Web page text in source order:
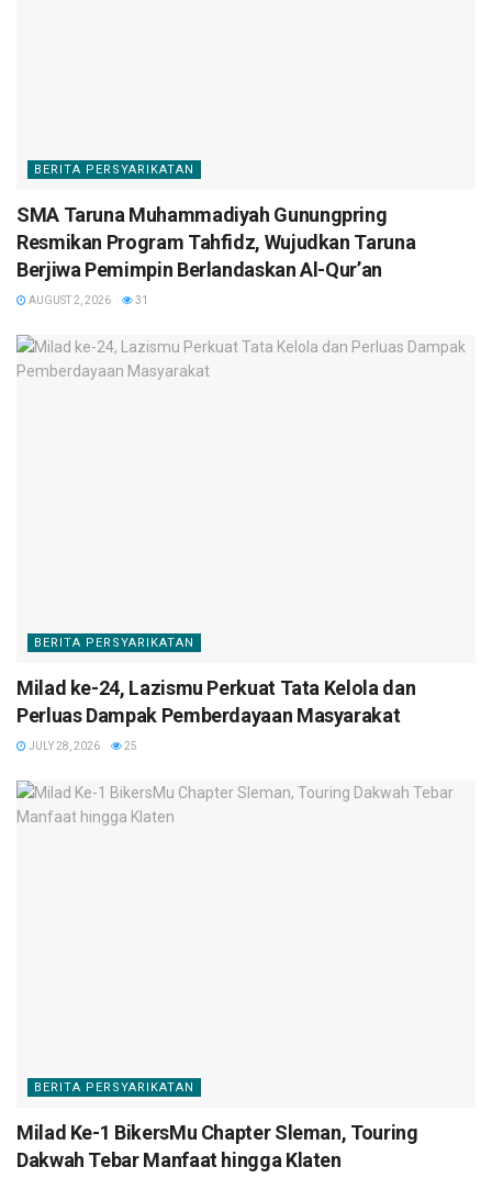
BERITA PERSYARIKATAN
SMA Taruna Muhammadiyah Gunungpring
Resmikan Program Tahfidz, Wujudkan Taruna
Berjiwa Pemimpin Berlandaskan Al-Qur’an
AUGUST 2, 2026 31
BERITA PERSYARIKATAN
Milad ke-24, Lazismu Perkuat Tata Kelola dan
Perluas Dampak Pemberdayaan Masyarakat
JULY 28, 2026 25
BERITA PERSYARIKATAN
Milad Ke-1 BikersMu Chapter Sleman, Touring
Dakwah Tebar Manfaat hingga Klaten